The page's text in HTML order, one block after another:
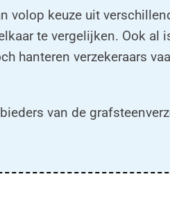
volop keuze uit
te vergelijken. Ook al
hanteren verzekeraars
van de